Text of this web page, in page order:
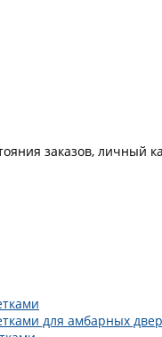
заказов, личный
для амбарных